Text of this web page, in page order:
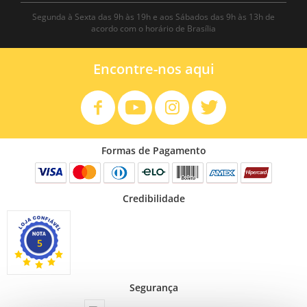
Segunda à Sexta das 9h às 19h e aos Sábados das 9h às 13h de
acordo com o horário de Brasília
Encontre-nos aqui
Formas de Pagamento
Credibilidade
5
Segurança